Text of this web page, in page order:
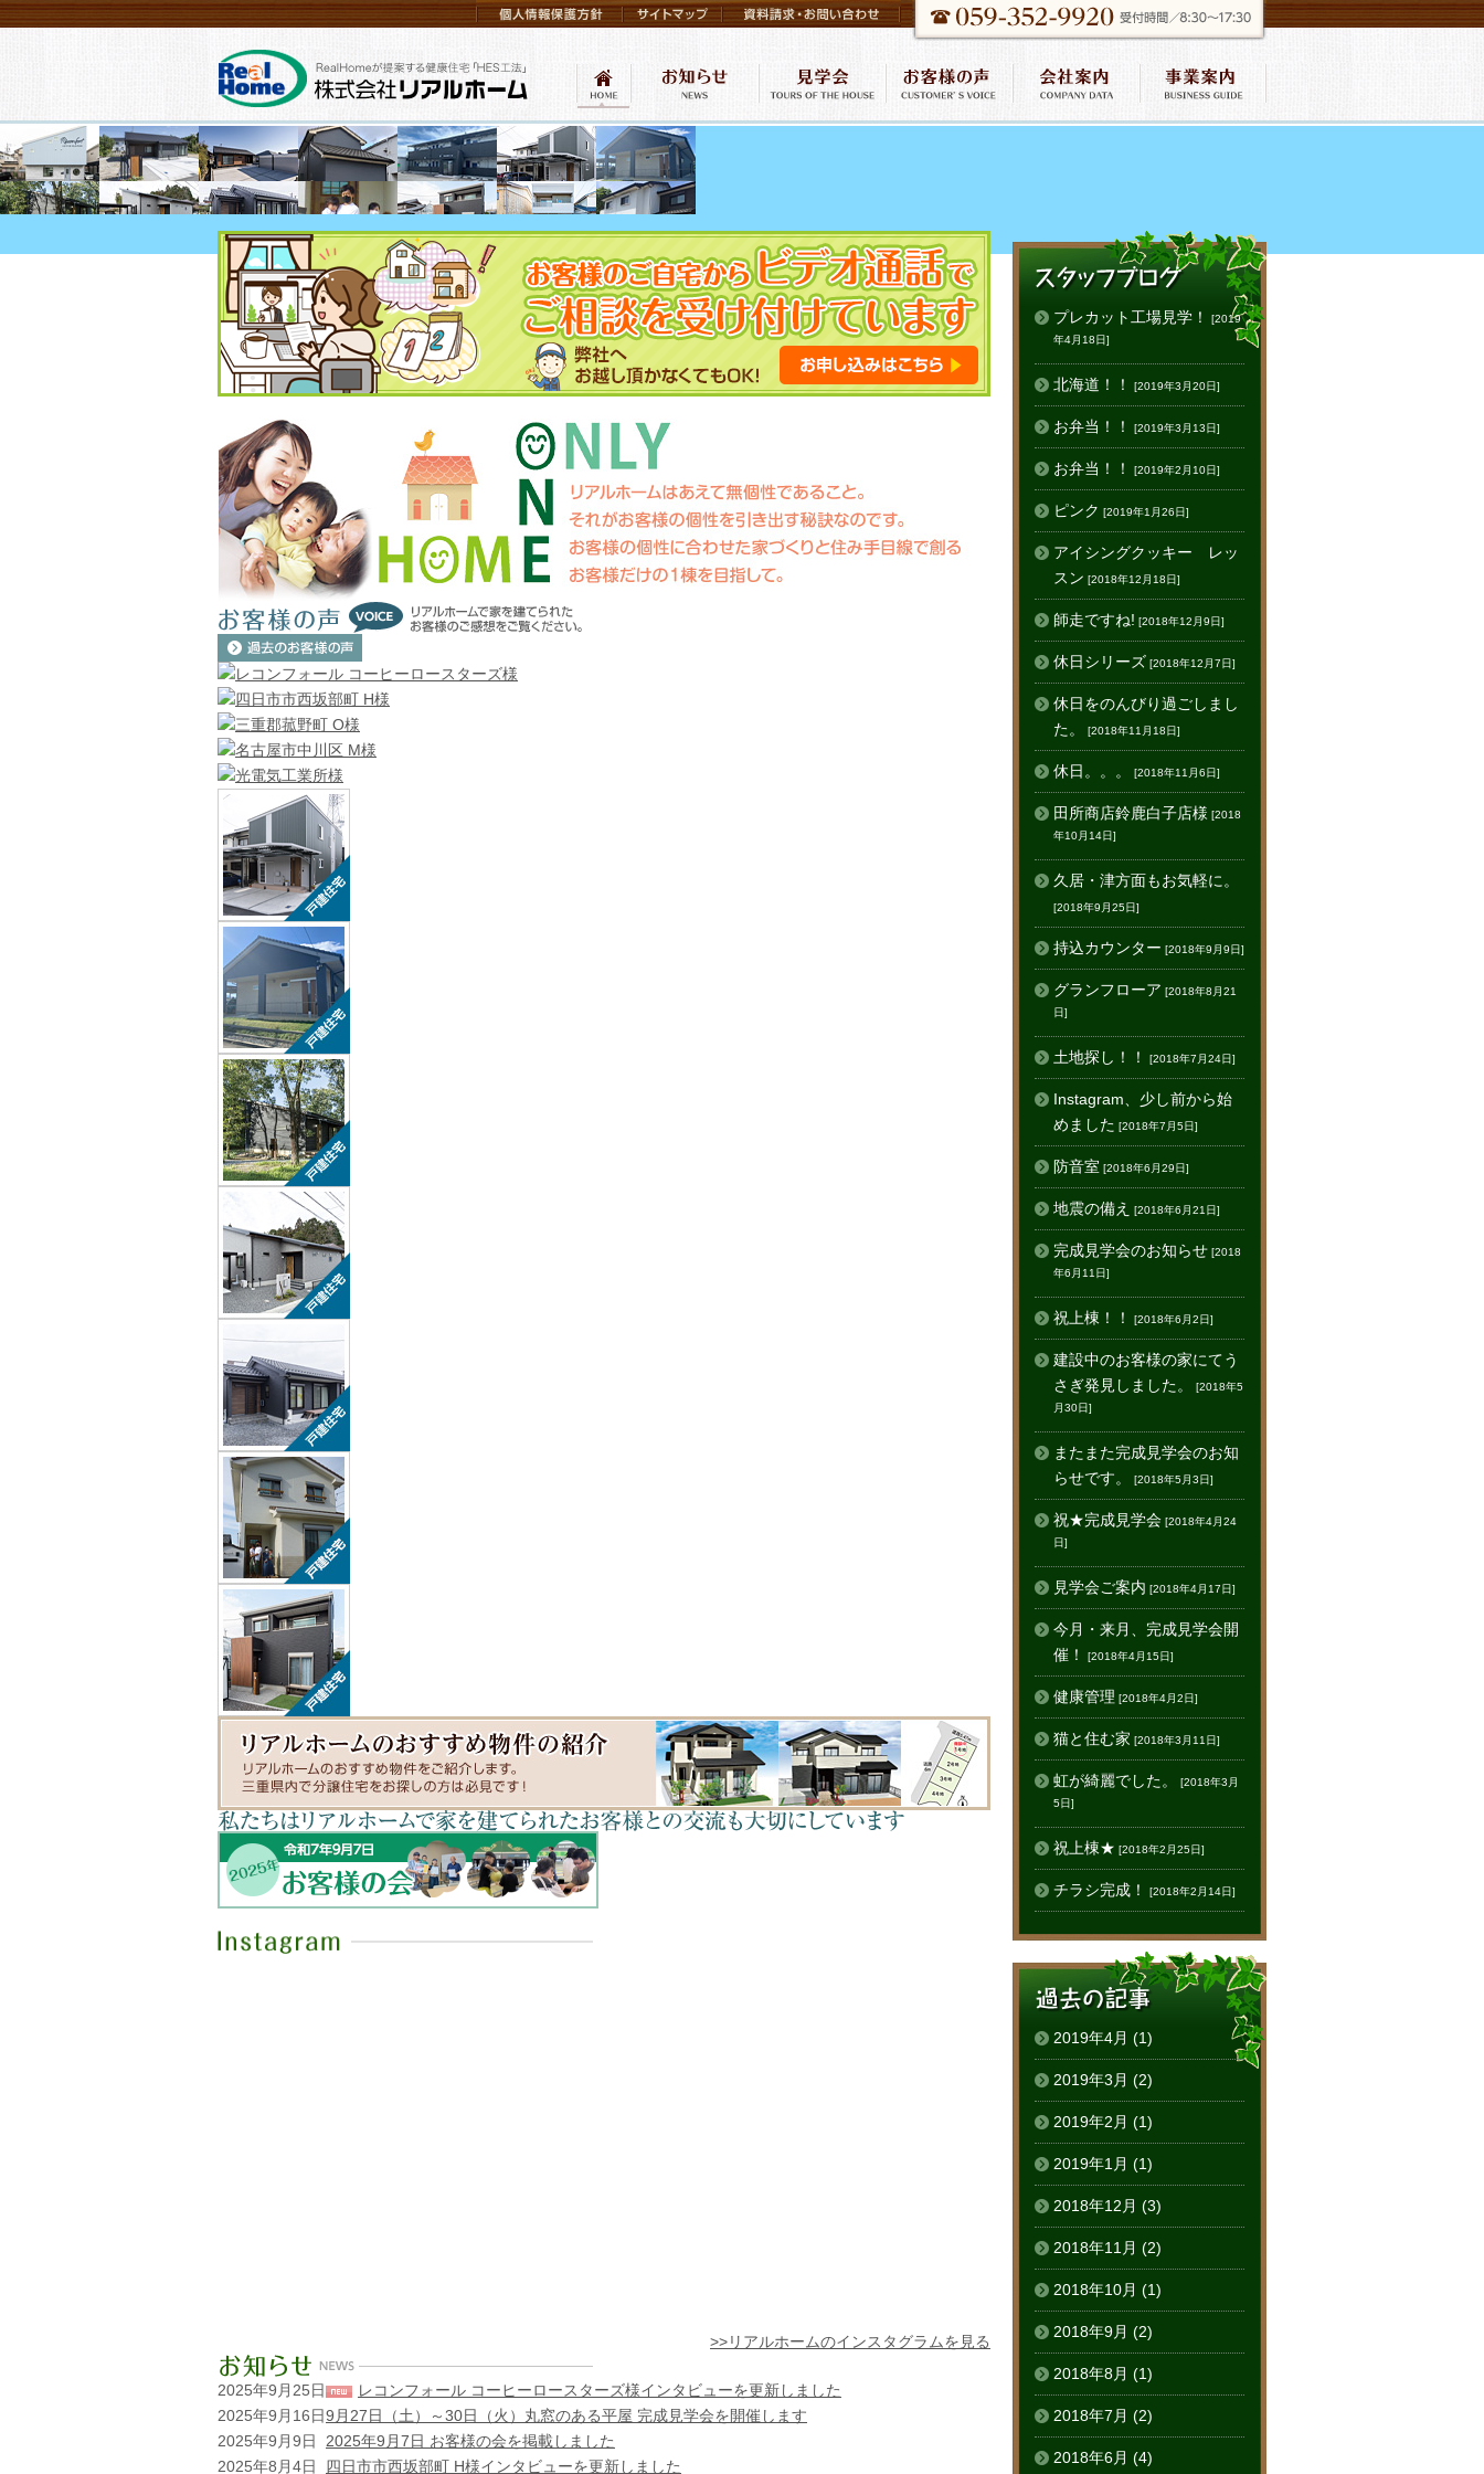
>>リアルホームのインスタグラムを見る
2025年9月25日
レコンフォール コーヒーロースターズ様インタビューを更新しました
2025年9月16日9月27日（土）～30日（火）丸窓のある平屋 完成見学会を開催します
2025年9月9日
2025年9月7日 お客様の会を掲載しました
2025年8月4日
四日市市西坂部町 H様インタビューを更新しました
プレカット工場見学！ [2019
年4月18日]
北海道！！ [2019年3月20日]
お弁当！！ [2019年3月13日]
お弁当！！ [2019年2月10日]
ピンク [2019年1月26日]
アイシングクッキー レッ
スン [2018年12月18日]
師走ですね! [2018年12月9日]
休日シリーズ [2018年12月7日]
休日をのんびり過ごしまし
た。
[2018年11月18日]
休日。。。 [2018年11月6日]
田所商店鈴鹿白子店様 [2018
年10月14日]
久居・津方面もお気軽に。
[2018年9月25日]
持込カウンター [2018年9月9日]
グランフローア [2018年8月21
日]
土地探し！！ [2018年7月24日]
Instagram、少し前から始
めました [2018年7月5日]
防音室 [2018年6月29日]
地震の備え [2018年6月21日]
完成見学会のお知らせ [2018
年6月11日]
祝上棟！！ [2018年6月2日]
建設中のお客様の家にてう
さぎ発見しました。
[2018年5
月30日]
またまた完成見学会のお知
らせです。
[2018年5月3日]
祝★完成見学会 [2018年4月24
日]
見学会ご案内 [2018年4月17日]
今月・来月、完成見学会開
催！
[2018年4月15日]
健康管理 [2018年4月2日]
猫と住む家 [2018年3月11日]
虹が綺麗でした。 [2018年3月
5日]
祝上棟★ [2018年2月25日]
チラシ完成！ [2018年2月14日]
2019年4月 (1)
2019年3月 (2)
2019年2月 (1)
2019年1月 (1)
2018年12月 (3)
2018年11月 (2)
2018年10月 (1)
2018年9月 (2)
2018年8月 (1)
2018年7月 (2)
2018年6月 (4)